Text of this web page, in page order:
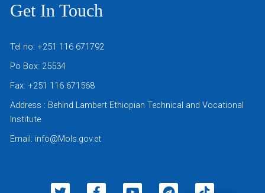
Get In Touch
Tel no: +251 116 671792
Po Box: 25534
Fax: +251 116 671568
Address : Behind Lambert Ethiopian Technical and Vocational
Institute
Email: info@Mols.gov.et
T F Y T T